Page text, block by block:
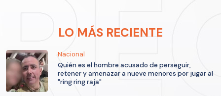
LO MÁS RECIENTE
Nacional
Quién es el hombre acusado de perseguir,
retener y amenazar a nueve menores por jugar al
"ring ring raja"